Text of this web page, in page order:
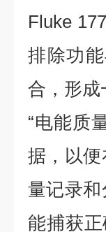
Fluke
排除功
合，形成
“电能质
据，以
量记录
能捕获